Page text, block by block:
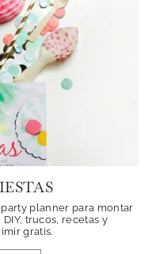
planner para montar
trucos, recetas y
gratis.